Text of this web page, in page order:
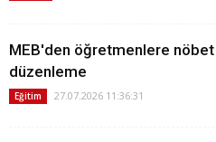
MEB'den öğretmenlere
düzenleme
Eğitim 27.07.2026 11:36:31